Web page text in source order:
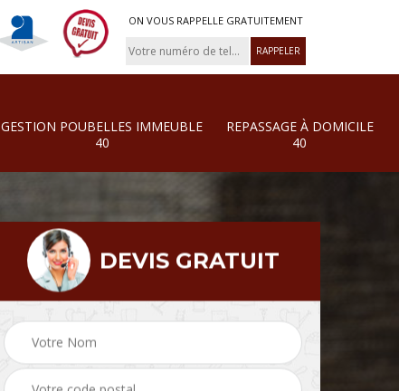
ON VOUS RAPPELLE GRATUITEMENT
GESTION POUBELLES IMMEUBLE
40
REPASSAGE À DOMICILE
40
DEVIS GRATUIT